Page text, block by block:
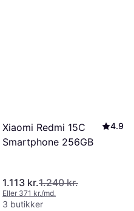
Xiaomi Redmi 15C
Smartphone 256GB
4.9
1.113 kr.1.240 kr.
Eller 371 kr./md.
3 butikker